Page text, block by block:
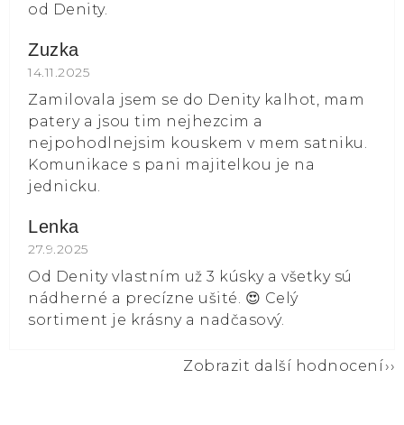
od Denity.
Zuzka
Hodnocení obchodu je 5 z 5 hvězdiček.
14.11.2025
Zamilovala jsem se do Denity kalhot, mam
patery a jsou tim nejhezcim a
nejpohodlnejsim kouskem v mem satniku.
Komunikace s pani majitelkou je na
jednicku.
Lenka
Hodnocení obchodu je 5 z 5 hvězdiček.
27.9.2025
Od Denity vlastním už 3 kúsky a všetky sú
nádherné a precízne ušité. 😍 Celý
sortiment je krásny a nadčasový.
Zobrazit další hodnocení